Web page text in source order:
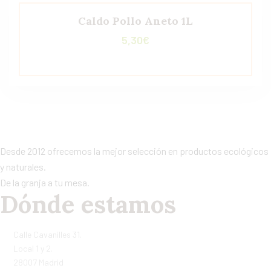
Caldo Pollo Aneto 1L
5,30€
Desde 2012 ofrecemos la mejor selección en productos ecológicos
y naturales.
De la granja a tu mesa.
Dónde estamos